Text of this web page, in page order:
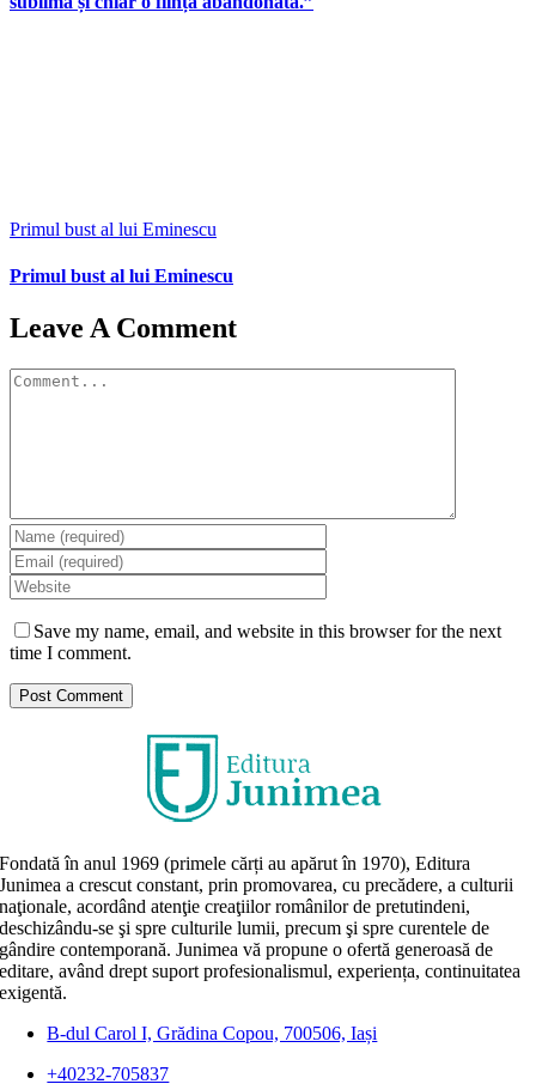
Primul bust al lui Eminescu
Primul bust al lui Eminescu
Leave A Comment
Comment
Save my name, email, and website in this browser for the next
time I comment.
Fondată în anul 1969 (primele cărți au apărut în 1970), Editura
Junimea a crescut constant, prin promovarea, cu precădere, a culturii
naţionale, acordând atenţie creaţiilor românilor de pretutindeni,
deschizându-se şi spre culturile lumii, precum şi spre curentele de
gândire contemporană. Junimea vă propune o ofertă generoasă de
editare, având drept suport profesionalismul, experiența, continuitatea
exigentă.
B-dul Carol I, Grădina Copou, 700506, Iași
+40232-705837